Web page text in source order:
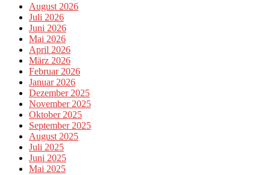
August 2026
Juli 2026
Juni 2026
Mai 2026
April 2026
März 2026
Februar 2026
Januar 2026
Dezember 2025
November 2025
Oktober 2025
September 2025
August 2025
Juli 2025
Juni 2025
Mai 2025